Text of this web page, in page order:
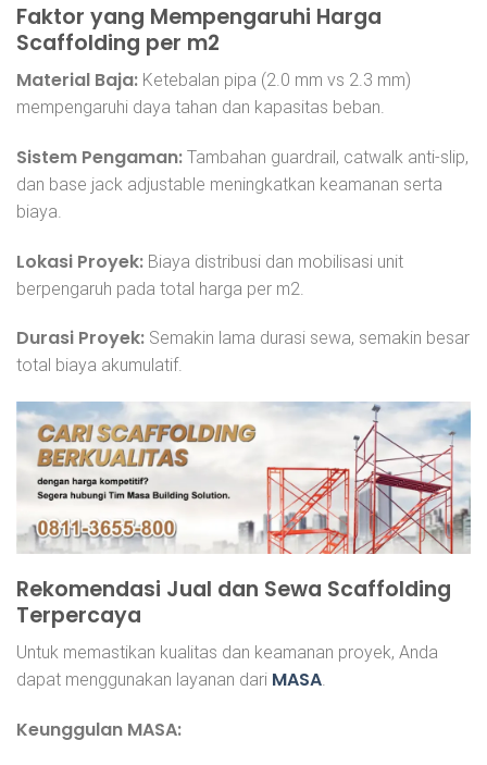
Faktor yang Mempengaruhi Harga
Scaffolding per m2
Material Baja: Ketebalan pipa (2.0 mm vs 2.3 mm)
mempengaruhi daya tahan dan kapasitas beban.
Sistem Pengaman: Tambahan guardrail, catwalk anti-slip,
dan base jack adjustable meningkatkan keamanan serta
biaya.
Lokasi Proyek: Biaya distribusi dan mobilisasi unit
berpengaruh pada total harga per m2.
Durasi Proyek: Semakin lama durasi sewa, semakin besar
total biaya akumulatif.
Rekomendasi Jual dan Sewa Scaffolding
Terpercaya
Untuk memastikan kualitas dan keamanan proyek, Anda
dapat menggunakan layanan dari MASA.
Keunggulan MASA: